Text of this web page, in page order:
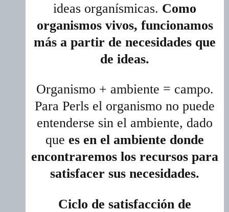
ideas organísmicas. Como
organismos vivos, funcionamos
más a partir de necesidades que
de ideas.
Organismo + ambiente = campo.
Para Perls el organismo no puede
entenderse sin el ambiente, dado
que es en el ambiente donde
encontraremos los recursos para
satisfacer sus necesidades.
Ciclo de satisfacción de